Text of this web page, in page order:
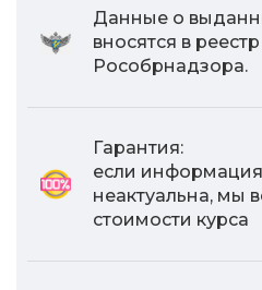
Данные о
вносятся в
Рособрнадзора.
Гарантия:
если
неактуальна, мы
стоимости курса